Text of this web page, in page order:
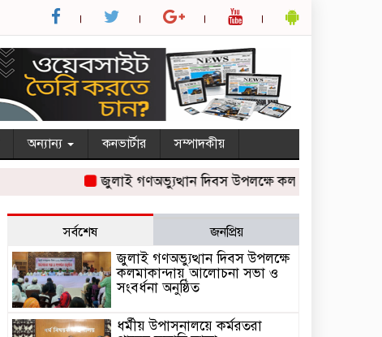
অন্যান্য কনভার্টার সম্পাদকীয়
জুলাই গণঅভ্যুত্থান দিবস উপলক্ষে কলমাকান্দায় আলোচনা
সর্বশেষ জনপ্রিয়
জুলাই গণঅভ্যুত্থান দিবস উপলক্ষে
কলমাকান্দায় আলোচনা সভা ও
সংবর্ধনা অনুষ্ঠিত
ধর্মীয় উপাসনালয়ে কর্মরতরা